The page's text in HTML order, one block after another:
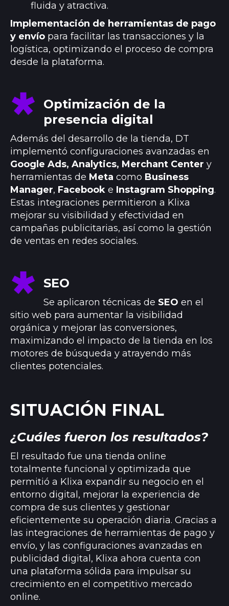
fluida y atractiva.
Implementación de herramientas de pago
y envío para facilitar las transacciones y la
logística, optimizando el proceso de compra
desde la plataforma.
Optimización de la
presencia digital
Además del desarrollo de la tienda, DT
implementó configuraciones avanzadas en
Google Ads, Analytics, Merchant Center y
herramientas de Meta como Business
Manager, Facebook e Instagram Shopping.
Estas integraciones permitieron a Klixa
mejorar su visibilidad y efectividad en
campañas publicitarias, así como la gestión
de ventas en redes sociales.
SEO
Se aplicaron técnicas de SEO en el
sitio web para aumentar la visibilidad
orgánica y mejorar las conversiones,
maximizando el impacto de la tienda en los
motores de búsqueda y atrayendo más
clientes potenciales.
SITUACIÓN FINAL
¿Cuáles fueron los resultados?
El resultado fue una tienda online
totalmente funcional y optimizada que
permitió a Klixa expandir su negocio en el
entorno digital, mejorar la experiencia de
compra de sus clientes y gestionar
eficientemente su operación diaria. Gracias a
las integraciones de herramientas de pago y
envío, y las configuraciones avanzadas en
publicidad digital, Klixa ahora cuenta con
una plataforma sólida para impulsar su
crecimiento en el competitivo mercado
online.